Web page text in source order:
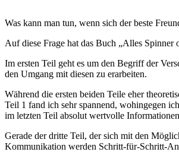
Was kann man tun, wenn sich der beste
Auf diese Frage hat das Buch „Alles Spinner
Im ersten Teil geht es um den Begriff der
den Umgang mit diesen zu erarbeiten.
Während die ersten beiden Teile eher
Teil 1 fand ich sehr spannend, wohingegen
im letzten Teil absolut wertvolle
Gerade der dritte Teil, der sich mit den
Kommunikation werden Schritt-für-Schritt-